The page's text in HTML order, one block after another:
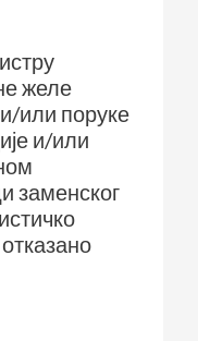
желе
или поруке
и/или
заменског